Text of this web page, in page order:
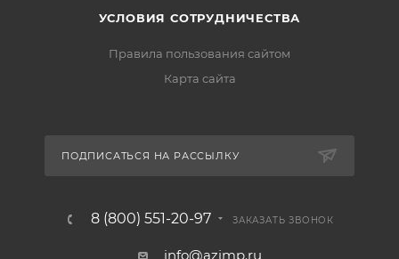
УСЛОВИЯ СОТРУДНИЧЕСТВА
Правила пользования сайтом
Карта сайта
ПОДПИСАТЬСЯ НА РАССЫЛКУ
8 (800) 551-20-97 ЗАКАЗАТЬ ЗВОНОК
info@azimp.ru